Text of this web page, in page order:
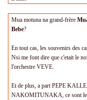
Mua motuna na grand-frère
Bebe?
En tout cas, les souvenirs des
Nsi me font dire que c'etait le
l'orchestre VEVE.
Et de plus, a part PEPE
NAKOMITUNAKA, ce sont